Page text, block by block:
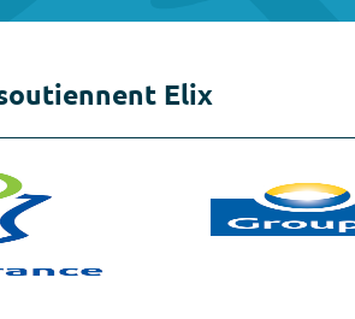
Elix